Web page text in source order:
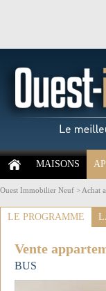
MAISONS
Ouest Immobilier Neuf > Achat
LE PROGRAMME
Vente
BUS